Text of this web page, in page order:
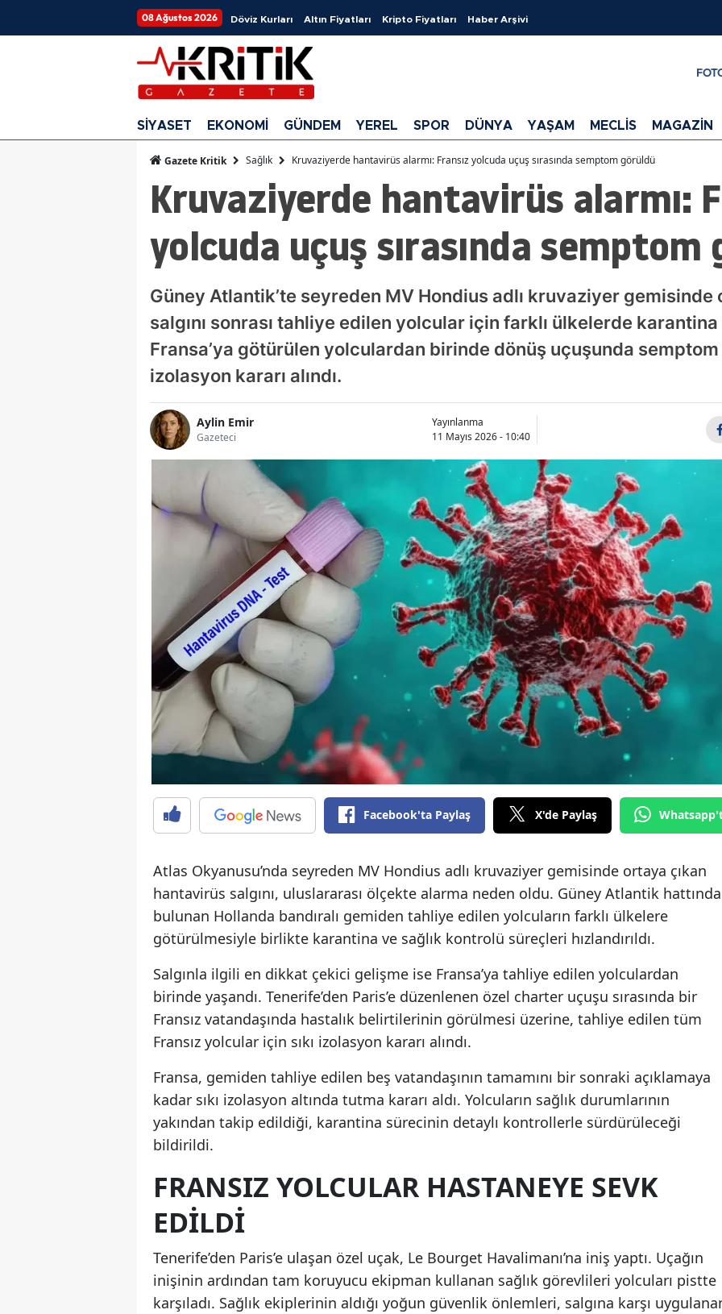
08 Ağustos 2026 Döviz Kurları Altın Fiyatları Kripto Fiyatları Haber Arşivi
SİYASET EKONOMİ GÜNDEM YEREL SPOR DÜNYA YAŞAM MECLİS MAGAZİN
Gazete Kritik Sağlık Kruvaziyerde hantavirüs alarmı: Fransız yolcuda uçuş sırasında semptom görüldü
Kruvaziyerde hantavirüs alarmı:
yolcuda uçuş sırasında semptom
Güney Atlantik’te seyreden MV Hondius adlı kruvaziyer
salgını sonrası tahliye edilen yolcular için farklı ülkelerde
Fransa’ya götürülen yolculardan birinde dönüş uçuşunda semptom
izolasyon kararı alındı.
Aylin Emir
Gazeteci
Yayınlanma
11 Mayıs 2026 - 10:40
Facebook'ta Paylaş X'de Paylaş
Atlas Okyanusu’nda seyreden MV Hondius adlı kruvaziyer gemisinde ortaya çıkan
hantavirüs salgını, uluslararası ölçekte alarma neden oldu. Güney Atlantik hattında
bulunan Hollanda bandıralı gemiden tahliye edilen yolcuların farklı ülkelere
götürülmesiyle birlikte karantina ve sağlık kontrolü süreçleri hızlandırıldı.
Salgınla ilgili en dikkat çekici gelişme ise Fransa’ya tahliye edilen yolculardan
birinde yaşandı. Tenerife’den Paris’e düzenlenen özel charter uçuşu sırasında bir
Fransız vatandaşında hastalık belirtilerinin görülmesi üzerine, tahliye edilen tüm
Fransız yolcular için sıkı izolasyon kararı alındı.
Fransa, gemiden tahliye edilen beş vatandaşının tamamını bir sonraki açıklamaya
kadar sıkı izolasyon altında tutma kararı aldı. Yolcuların sağlık durumlarının
yakından takip edildiği, karantina sürecinin detaylı kontrollerle sürdürüleceği
bildirildi.
FRANSIZ YOLCULAR HASTANEYE SEVK
EDILDI
Tenerife’den Paris’e ulaşan özel uçak, Le Bourget Havalimanı’na iniş yaptı. Uçağın
inişinin ardından tam koruyucu ekipman kullanan sağlık görevlileri yolcuları pistte
karşıladı. Sağlık ekiplerinin aldığı yoğun güvenlik önlemleri, salgına karşı